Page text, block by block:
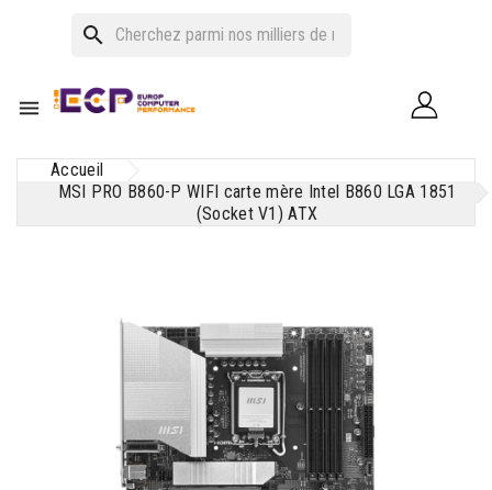
search

Accueil
MSI PRO B860-P WIFI carte mère Intel B860 LGA 1851
(Socket V1) ATX